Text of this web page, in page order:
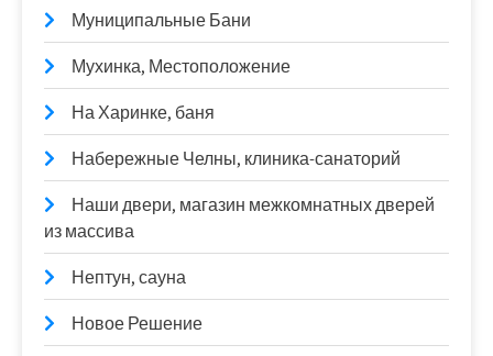
Муниципальные Бани
Мухинка, Местоположение
На Харинке, баня
Набережные Челны, клиника-санаторий
Наши двери, магазин межкомнатных дверей
из массива
Нептун, сауна
Новое Решение